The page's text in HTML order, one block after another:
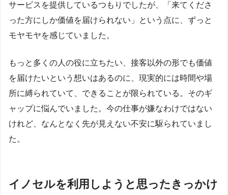
サービスを提供しているつもりでしたが、「来てくださ
った方にしか価値を届けられない」という点に、ずっと
モヤモヤを感じていました。
もっと多くの人の役に立ちたい、接客以外の形でも価値
を届けたいという想いはあるのに、現実的には時間や場
所に縛られていて、できることが限られている。そのギ
ャップに悩んでいました。今の仕事が嫌なわけではない
けれど、なんとなく先が見えない不安に駆られていまし
た。
イノセルを利用しようと思ったきっかけ